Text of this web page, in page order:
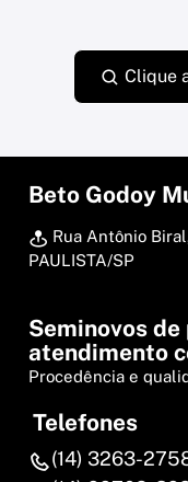
Clique
Beto Godoy
Rua Antônio
PAULISTA/SP
Seminovos
atendimento
Procedência e
Telefones
(14) 3263-